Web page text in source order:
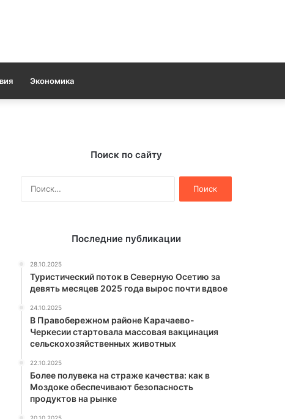
Экономика
Поиск по сайту
Последние публикации
28.10.2025
Туристический поток в Северную Осетию за
девять месяцев 2025 года вырос почти вдвое
24.10.2025
В Правобережном районе Карачаево-
Черкесии стартовала массовая вакцинация
сельскохозяйственных животных
22.10.2025
Более полувека на страже качества: как в
Моздоке обеспечивают безопасность
продуктов на рынке